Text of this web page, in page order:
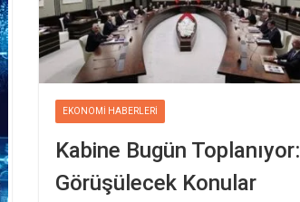
EKONOMI HABERLERI
Kabine Bugün Toplanıyor:
Görüşülecek Konular